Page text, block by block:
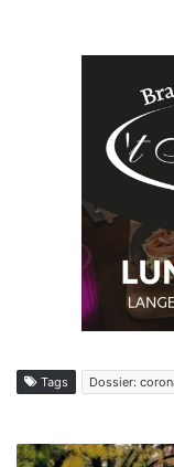
Tags Dossier:
N